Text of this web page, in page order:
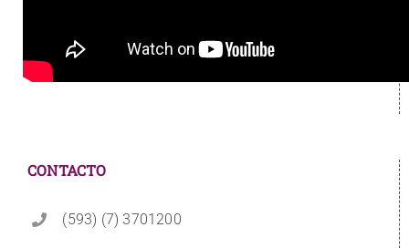
CONTACTO
(593) (7) 3701200